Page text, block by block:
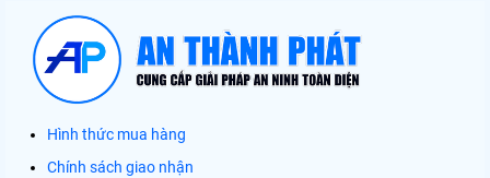
Hình thức mua hàng
Chính sách giao nhận